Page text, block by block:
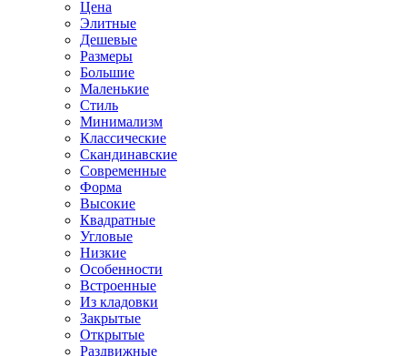
Цена
Элитные
Дешевые
Размеры
Большие
Маленькие
Стиль
Минимализм
Классические
Скандинавские
Современные
Форма
Высокие
Квадратные
Угловые
Низкие
Особенности
Встроенные
Из кладовки
Закрытые
Открытые
Раздвижные